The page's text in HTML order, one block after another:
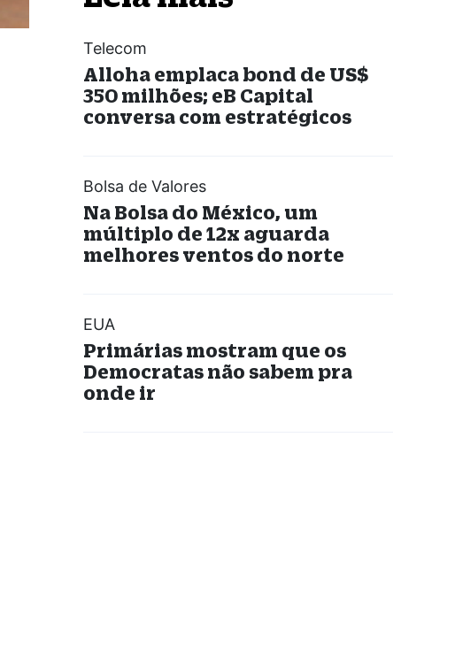
Telecom
Alloha emplaca bond de US$
350 milhões; eB Capital
conversa com estratégicos
Bolsa de Valores
Na Bolsa do México, um
múltiplo de 12x aguarda
melhores ventos do norte
EUA
Primárias mostram que os
Democratas não sabem pra
onde ir